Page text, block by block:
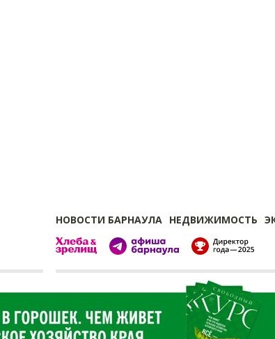
НОВОСТИ БАРНАУЛА НЕДВИЖИМОСТЬ